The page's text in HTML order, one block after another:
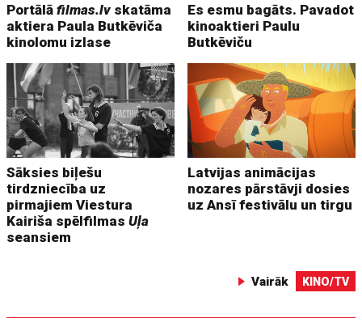
Portālāfilmas.lv skatāma
aktiera Paula Butkēviča
kinolomu izlase
Es esmu bagāts. Pavadot
kinoaktieri Paulu
Butkēviču
Sāksies biļešu
tirdzniecība uz
pirmajiem Viestura
Kairiša spēlfilmasUļa
seansiem
Latvijas animācijas
nozares pārstāvji dosies
uz Ansī festivālu un tirgu
Vairāk KINO/TV